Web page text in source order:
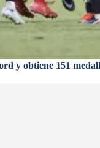
y obtiene 151